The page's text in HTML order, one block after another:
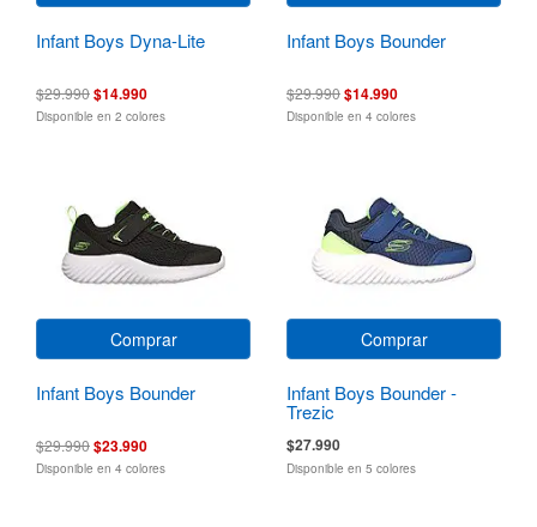
Infant Boys Dyna-Lite
$29.990$14.990
Disponible en 2 colores
Infant Boys Bounder
$29.990$14.990
Disponible en 4 colores
Comprar
Infant Boys Bounder
$29.990$23.990
Disponible en 4 colores
Comprar
Infant Boys Bounder -
Trezic
$27.990
Disponible en 5 colores